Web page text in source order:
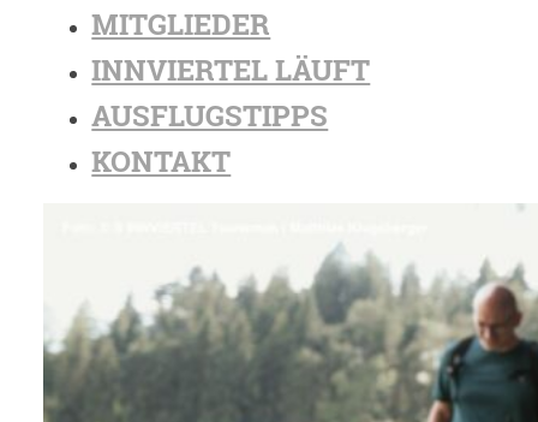
MITGLIEDER
INNVIERTEL LÄUFT
AUSFLUGSTIPPS
KONTAKT